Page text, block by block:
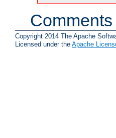
Copyright 2014 The Apache
Licensed under the Apache